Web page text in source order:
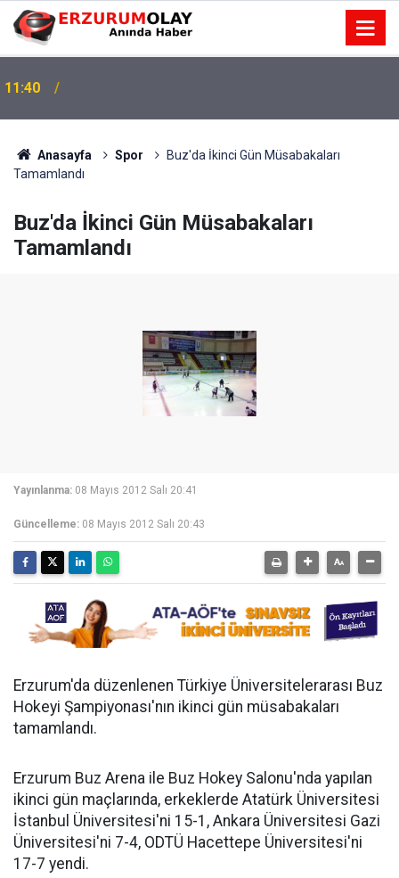
11:40
Anasayfa Spor
Buz'da İkinci Gün Müsabakaları
Tamamlandı
Buz'da İkinci Gün Müsabakaları
Tamamlandı
Yayınlanma: 08 Mayıs 2012 Salı 20:41
Güncelleme: 08 Mayıs 2012 Salı 20:43
Erzurum'da düzenlenen Türkiye Üniversitelerarası Buz
Hokeyi Şampiyonası'nın ikinci gün müsabakaları
tamamlandı.
Erzurum Buz Arena ile Buz Hokey Salonu'nda yapılan
ikinci gün maçlarında, erkeklerde Atatürk Üniversitesi
İstanbul Üniversitesi'ni 15-1, Ankara Üniversitesi Gazi
Üniversitesi'ni 7-4, ODTÜ Hacettepe Üniversitesi'ni
17-7 yendi.